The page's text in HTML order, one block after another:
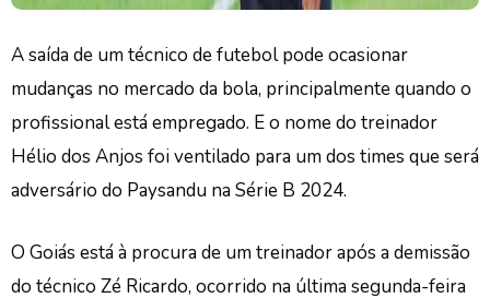
A saída de um técnico de futebol pode ocasionar
mudanças no mercado da bola, principalmente quando o
profissional está empregado. E o nome do treinador
Hélio dos Anjos foi ventilado para um dos times que será
adversário do Paysandu na Série B 2024.
O Goiás está à procura de um treinador após a demissão
do técnico Zé Ricardo, ocorrido na última segunda-feira